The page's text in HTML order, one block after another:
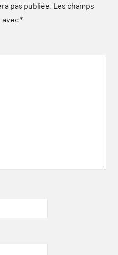
pas publiée. Les champs
avec*